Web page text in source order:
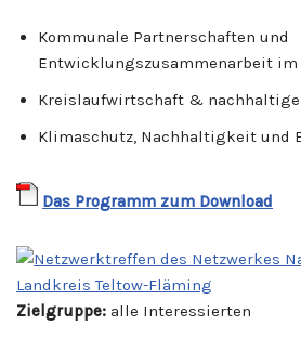
Kommunale Partnerschaften und
Entwicklungszusammenarbeit im
Kreislaufwirtschaft & nachhaltige
Klimaschutz, Nachhaltigkeit und
Das Programm zum Download
Zielgruppe: alle Interessierten